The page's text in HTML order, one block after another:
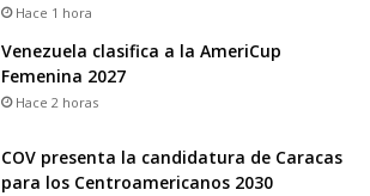
Hace 1 hora
Venezuela clasifica a la AmeriCup
Femenina 2027
Hace 2 horas
COV presenta la candidatura de Caracas
para los Centroamericanos 2030